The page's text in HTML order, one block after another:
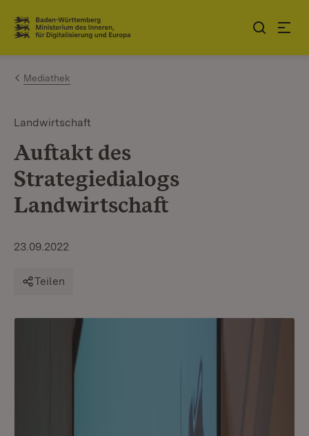
Zum Inhalt springen
Link zur Startseite
Mediathek
Landwirtschaft
Auftakt des
Strategiedialogs
Landwirtschaft
23.09.2022
Teilen